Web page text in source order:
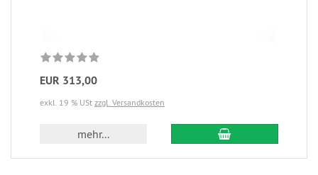
EUR 313,00
exkl. 19 % USt zzgl. Versandkosten
mehr...